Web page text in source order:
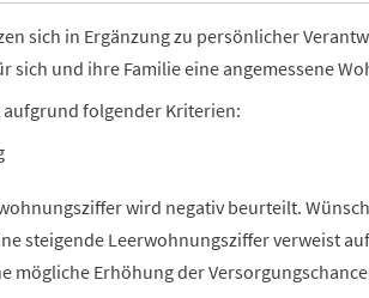
sich in Ergänzung zu persönlicher
sich und ihre Familie eine angemessene
folgender Kriterien:
wird negativ beurteilt.
steigende Leerwohnungsziffer verweist
mögliche Erhöhung der